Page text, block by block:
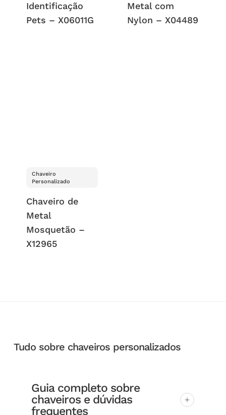
Identificação
Pets – X06011G
Metal com
Nylon – X04489
Chaveiro
Personalizado
Chaveiro de
Metal
Mosquetão –
X12965
Tudo sobre chaveiros personalizados
Guia completo sobre
chaveiros e dúvidas
frequentes